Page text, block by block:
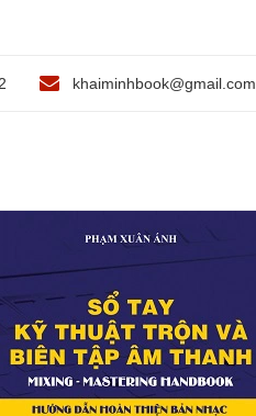
khaiminhbook@gmail.com